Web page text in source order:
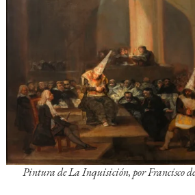
Pintura deLa Inquisición, por Francisco